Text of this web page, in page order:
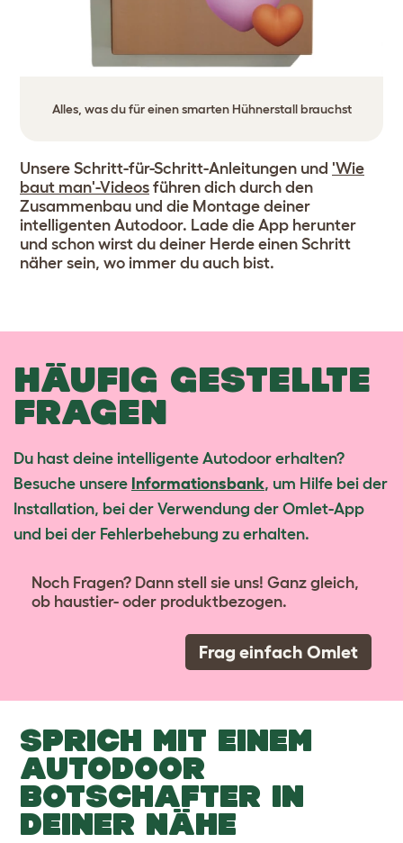
Alles, was du für einen smarten Hühnerstall brauchst
Unsere Schritt-für-Schritt-Anleitungen und 'Wie
baut man'-Videos führen dich durch den
Zusammenbau und die Montage deiner
intelligenten Autodoor. Lade die App herunter
und schon wirst du deiner Herde einen Schritt
näher sein, wo immer du auch bist.
HÄUFIG GESTELLTE
FRAGEN
Du hast deine intelligente Autodoor erhalten?
Besuche unsere Informationsbank, um Hilfe bei der
Installation, bei der Verwendung der Omlet-App
und bei der Fehlerbehebung zu erhalten.
Noch Fragen? Dann stell sie uns! Ganz gleich,
ob haustier- oder produktbezogen.
Frag einfach Omlet
SPRICH MIT EINEM
AUTODOOR
BOTSCHAFTER IN
DEINER NÄHE